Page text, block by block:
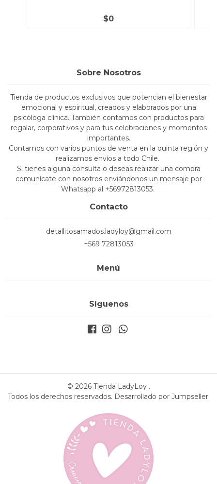
$0
Sobre Nosotros
Tienda de productos exclusivos que potencian el bienestar
emocional y espiritual, creados y elaborados por una
psicóloga clínica. También contamos con productos para
regalar, corporativos y para tus celebraciones y momentos
importantes.
Contamos con varios puntos de venta en la quinta región y
realizamos envíos a todo Chile.
Si tienes alguna consulta o deseas realizar una compra
comunícate con nosotros enviándonos un mensaje por
Whatsapp al +56972813053.
Contacto
detallitosamados.ladyloy@gmail.com
+569 72813053
Menú
Síguenos
© 2026 Tienda LadyLoy .
Todos los derechos reservados. Desarrollado por Jumpseller.